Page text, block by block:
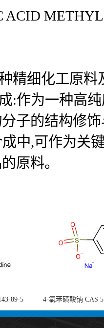
ACID
精细化工原
:作为一种高
子的结构修
中,可作为关
原料。
89-5
4-氯苯磺酸钠 CAS